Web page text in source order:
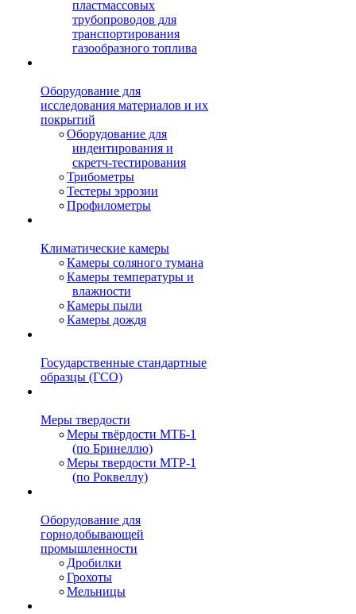
пластмассовых
трубопроводов для
транспортирования
газообразного топлива
Оборудование для
исследования материалов и их
покрытий
Оборудование для
индентирования и
скретч-тестирования
Трибометры
Тестеры эррозии
Профилометры
Климатические камеры
Камеры соляного тумана
Камеры температуры и
влажности
Камеры пыли
Камеры дождя
Государственные стандартные
образцы (ГСО)
Меры твердости
Меры твёрдости МТБ-1
(по Бринеллю)
Меры твердости МТР-1
(по Роквеллу)
Оборудование для
горнодобывающей
промышленности
Дробилки
Грохоты
Мельницы